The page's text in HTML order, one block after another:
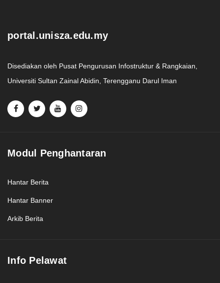
portal.unisza.edu.my
Disediakan oleh Pusat Pengurusan Infostruktur & Rangkaian,
Universiti Sultan Zainal Abidin, Terengganu Darul Iman
Modul Penghantaran
Hantar Berita
Hantar Banner
Arkib Berita
Info Pelawat